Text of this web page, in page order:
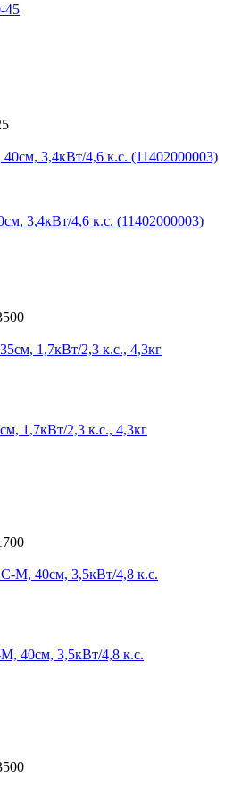
45
3,4кВт/4,6 к.с. (11402000003)
1,7кВт/2,3 к.с., 4,3кг
40см, 3,5кВт/4,8 к.с.